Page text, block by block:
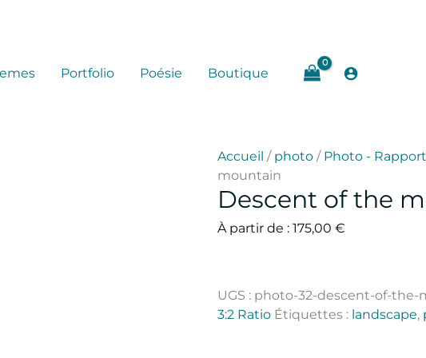
Portfolio Poésie Boutique
Accueil / photo / Photo -
mountain
Descent of the
À partir de : 175,00 €
UGS : photo-32-descent-of-the-
3:2 Ratio Étiquettes : landscape,